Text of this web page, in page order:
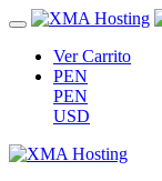
Ver Carrito
PEN
PEN
USD